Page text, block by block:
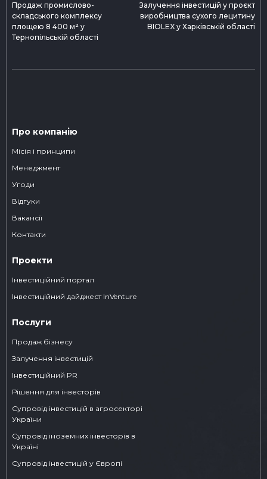
Продаж промислово-
складського комплексу
площею 8 400 м² у
Тернопільській області
Залучення інвестицій у проєкт
виробництва сухого лецитину
BIOLEX у Харківській області
Про компанію
Місія і принципи
Менеджмент
Угоди
Відгуки
Вакансії
Контакти
Проекти
Інвестиційний портал
Iнвестиційний дайджест InVenture
Послуги
Продаж бізнесу
Залучення інвестицій
Інвестиційний PR
Рішення для інвесторів
Супровід інвестицій в агросекторі
України
Супровід іноземних інвесторів в
Україні
Супровід інвестицій у Європі